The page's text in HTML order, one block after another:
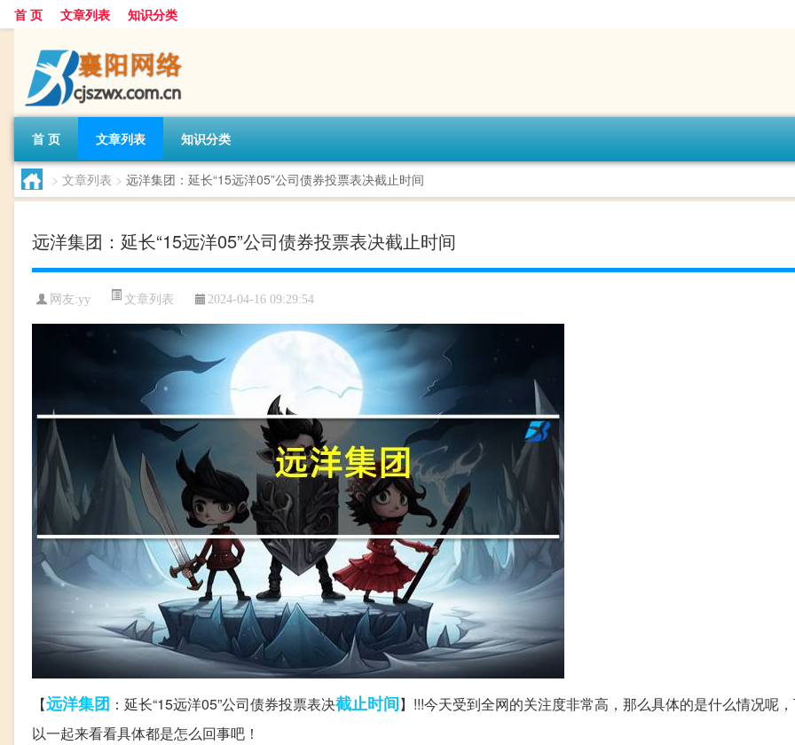
首 页 文章列表 知识分类
首 页 文章列表 知识分类
> 文章列表 > 远洋集团：延长“15远洋05”公司债券投票表决截止时间
远洋集团：延长“15远洋05”公司债券投票表决截止时间
网友:yy 文章列表 2024-04-16 09:29:54
【远洋集团 ：延长“15远洋05”公司债券投票表决截止时间】!!!今天受到全网的关注度非常高，那么具体的是什么情况呢
以一起来看看具体都是怎么回事吧！